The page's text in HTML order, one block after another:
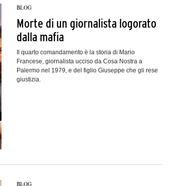
BLOG
Morte di un giornalista logorato
dalla mafia
Il quarto comandamento è la storia di Mario
Francese, giornalista ucciso da Cosa Nostra a
Palermo nel 1979, e del figlio Giuseppe che gli rese
giustizia.
BLOG